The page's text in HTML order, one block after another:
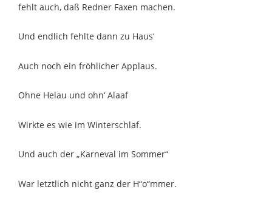
fehlt auch, daß Redner Faxen machen.
Und endlich fehlte dann zu Haus‘
Auch noch ein fröhlicher Applaus.
Ohne Helau und ohn‘ Alaaf
Wirkte es wie im Winterschlaf.
Und auch der „Karneval im Sommer“
War letztlich nicht ganz der H“o“mmer.